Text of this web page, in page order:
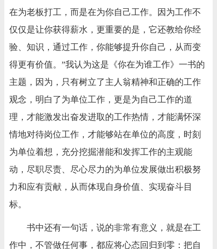
在为老板打工，而是在为你自己工作。因为工作不
仅仅是让你获得薪水，更重要的是，它还教给你经
验、知识，通过工作，你能够提升你自己，从而变
得更有价值。”我认为这是《你在为谁工作》一书的
主题，因为，只有树立了主人翁精神和正确的工作
观念，明白了为单位工作，更是为自己工作的道
理，才能激发出奋发进取的工作热情，才能满怀深
情地对待岗位工作，才能够站在单位的高度，时刻
为单位着想，充分挖掘潜能和发挥工作的主观能
动，尽职尽责、尽心尽力的为单位发展做出积极努
力和应有贡献，从而体现自身价值、实现奋斗目
标。
书中还有一句话，说的非常有意义，就是在工
作中，不管做任何事，都应将心态回归到零：把自